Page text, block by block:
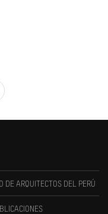
DE ARQUITECTOS DEL PERÚ